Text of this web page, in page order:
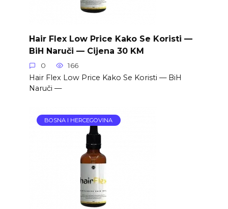
Hair Flex Low Price Kako Se Koristi —
BiH Naruči — Cijena 30 KM
0 166
Hair Flex Low Price Kako Se Koristi — BiH
Naruči —
BOSNA I HERCEGOVINA